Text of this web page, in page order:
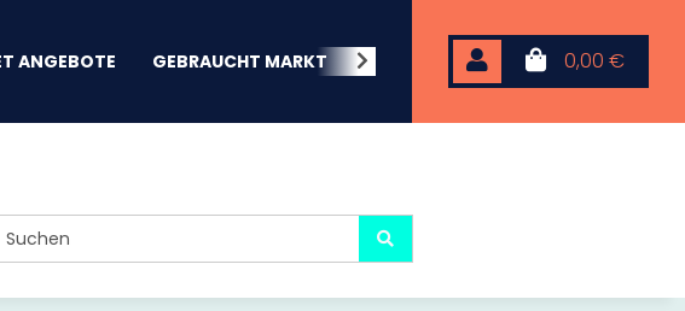
0,00 €
ANGEBOTE GEBRAUCHT MARKT BEACHWEAR NEOPREN